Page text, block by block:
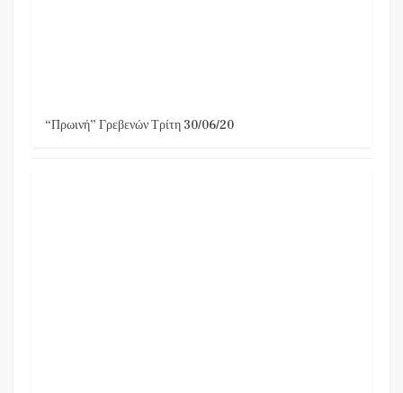
“Πρωινή” Γρεβενών Τρίτη 30/06/20